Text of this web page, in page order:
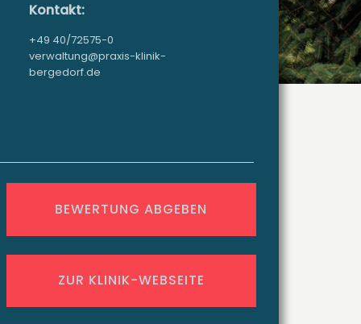
Kontakt:
+49 40/72575-0
verwaltung@praxis-klinik-
bergedorf.de
BEWERTUNG ABGEBEN
ZUR KLINIK-WEBSEITE